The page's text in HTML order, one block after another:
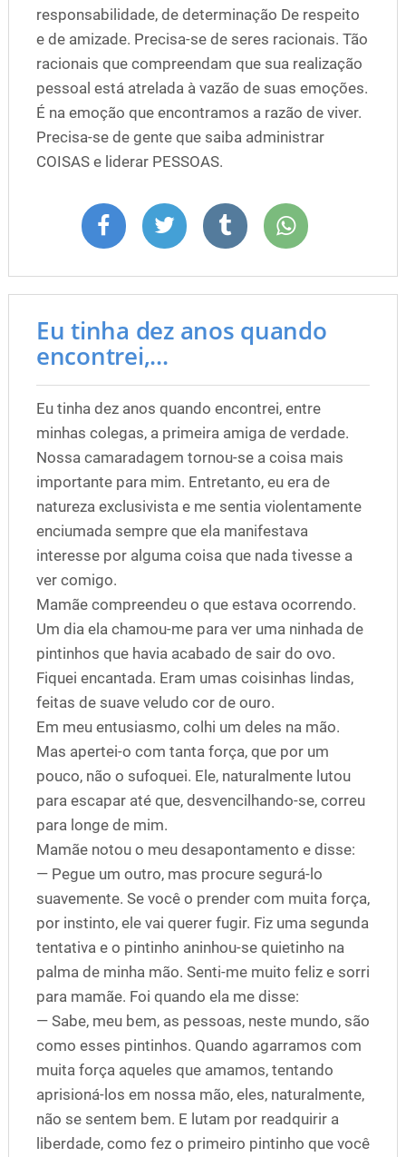
responsabilidade, de determinação De respeito
e de amizade. Precisa-se de seres racionais. Tão
racionais que compreendam que sua realização
pessoal está atrelada à vazão de suas emoções.
É na emoção que encontramos a razão de viver.
Precisa-se de gente que saiba administrar
COISAS e liderar PESSOAS.
Eu tinha dez anos quando
encontrei,...
Eu tinha dez anos quando encontrei, entre
minhas colegas, a primeira amiga de verdade.
Nossa camaradagem tornou-se a coisa mais
importante para mim. Entretanto, eu era de
natureza exclusivista e me sentia violentamente
enciumada sempre que ela manifestava
interesse por alguma coisa que nada tivesse a
ver comigo.
Mamãe compreendeu o que estava ocorrendo.
Um dia ela chamou-me para ver uma ninhada de
pintinhos que havia acabado de sair do ovo.
Fiquei encantada. Eram umas coisinhas lindas,
feitas de suave veludo cor de ouro.
Em meu entusiasmo, colhi um deles na mão.
Mas apertei-o com tanta força, que por um
pouco, não o sufoquei. Ele, naturalmente lutou
para escapar até que, desvencilhando-se, correu
para longe de mim.
Mamãe notou o meu desapontamento e disse:
— Pegue um outro, mas procure segurá-lo
suavemente. Se você o prender com muita força,
por instinto, ele vai querer fugir. Fiz uma segunda
tentativa e o pintinho aninhou-se quietinho na
palma de minha mão. Senti-me muito feliz e sorri
para mamãe. Foi quando ela me disse:
— Sabe, meu bem, as pessoas, neste mundo, são
como esses pintinhos. Quando agarramos com
muita força aqueles que amamos, tentando
aprisioná-los em nossa mão, eles, naturalmente,
não se sentem bem. E lutam por readquirir a
liberdade, como fez o primeiro pintinho que você